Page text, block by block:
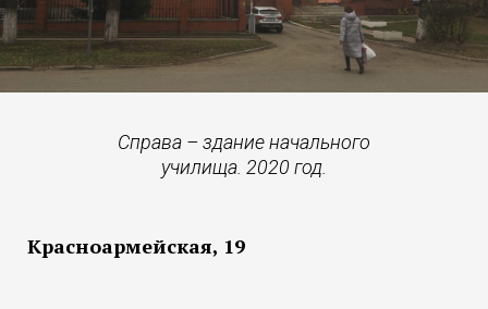
Справа – здание начального
училища. 2020 год.
Красноармейская, 19